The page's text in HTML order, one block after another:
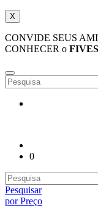
X
CONVIDE SEUS
CONHECER o
0
Pesquisar
por Preço